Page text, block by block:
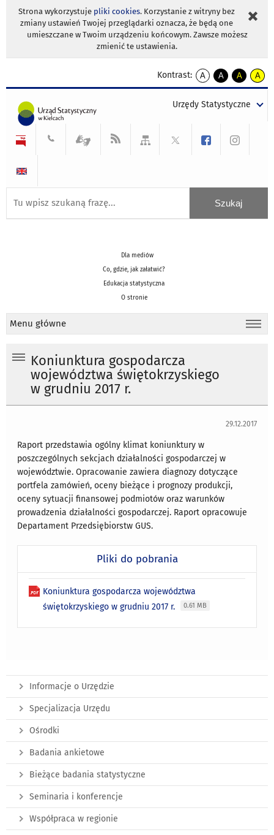
Strona wykorzystuje pliki cookies. Korzystanie z witryny bez
zmiany ustawień Twojej przeglądarki oznacza, że będą one
umieszczane w Twoim urządzeniu końcowym. Zawsze możesz
zmienić te ustawienia.
Kontrast:
A
kontrast
A
kontrast
tekst
czarnym
A
kontrast
tekst
czarnym
A
tekst
żółtym
Urzędy Statystyczne
Dla mediów
Co, gdzie, jak załatwić?
Edukacja statystyczna
O stronie
Menu główne
Koniunktura gospodarcza
województwa świętokrzyskiego
w grudniu 2017 r.
29.12.2017
Raport przedstawia ogólny klimat koniunktury w
poszczególnych sekcjach działalności gospodarczej w
województwie. Opracowanie zawiera diagnozy dotyczące
portfela zamówień, oceny bieżące i prognozy produkcji,
oceny sytuacji finansowej podmiotów oraz warunków
prowadzenia działalności gospodarczej. Raport opracowuje
Departament Przedsiębiorstw GUS.
Pliki do pobrania
Koniunktura gospodarcza województwa
świętokrzyskiego w grudniu 2017 r.
0.61 MB
Informacje o Urzędzie
Specjalizacja Urzędu
Ośrodki
Badania ankietowe
Bieżące badania statystyczne
Seminaria i konferencje
Współpraca w regionie